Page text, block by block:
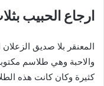
ارجاع الحبيب
المعنقر بلا صديق
والاحبة وهي طلاسم
كثيرة وكان كانت هذه